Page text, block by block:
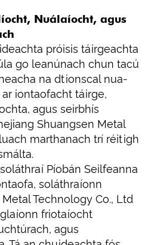
Nuálaíocht, agus
próisis táirgeachta
go leanúnach chun tacú
na dtionscal nua-
iontaofacht táirge,
agus seirbhís
Shuangsen Metal
marthanach trí réitigh
Píobán Seilfeanna
soláthraíonn
Technology Co., Ltd
friotaíocht
agus